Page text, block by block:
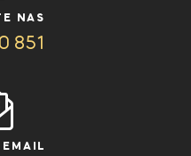
NAS
851